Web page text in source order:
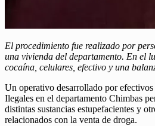
El procedimiento fue realizado por
una vivienda del departamento. En el
cocaína, celulares, efectivo y una
Un operativo desarrollado por
Ilegales en el departamento Chimbas
distintas sustancias estupefacientes y
relacionados con la venta de droga.